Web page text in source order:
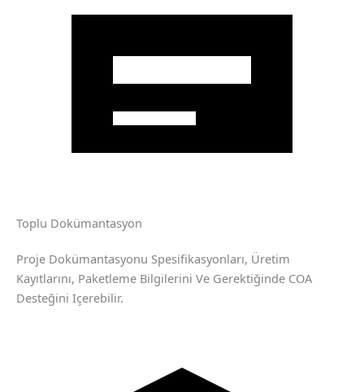
Toplu Dokümantasyon
Proje Dokümantasyonu Spesifikasyonları, Üretim
Kayıtlarını, Paketleme Bilgilerini Ve Gerektiğinde COA
Desteğini Içerebilir.